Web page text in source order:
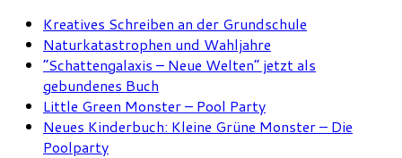
Kreatives Schreiben an der Grundschule
Naturkatastrophen und Wahljahre
“Schattengalaxis – Neue Welten” jetzt als
gebundenes Buch
Little Green Monster – Pool Party
Neues Kinderbuch: Kleine Grüne Monster – Die
Poolparty